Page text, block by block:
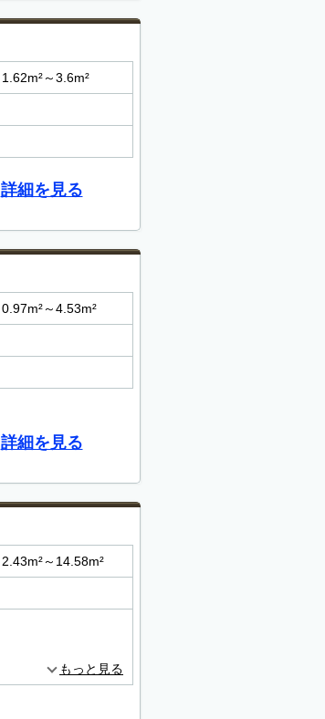
1.62m²～3.6m²
詳細を見る
0.97m²～4.53m²
詳細を見る
2.43m²～14.58m²
もっと見る